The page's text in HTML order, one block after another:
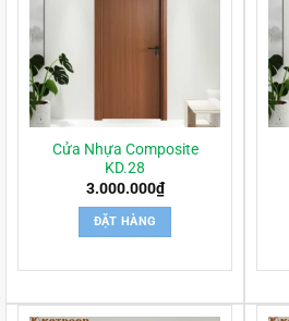
Cửa Nhựa Composite
KD.28
3.000.000₫
ĐẶT HÀNG